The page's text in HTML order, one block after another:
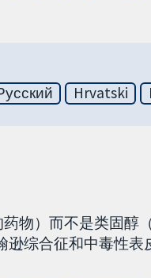
Hrvatski
物）而不是类固醇
综合征和中毒性表